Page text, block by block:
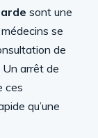
sont une
se
de
arrêt de
ces
qu’une